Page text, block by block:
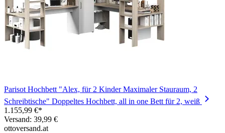
Parisot Hochbett "Alex, für 2 Kinder Maximaler Stauraum, 2
Schreibtische" Doppeltes Hochbett, all in one Bett für 2, weiß
1.155,99 €*
Versand: 39,99 €
ottoversand.at